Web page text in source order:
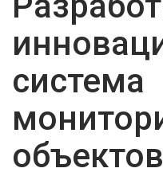
система